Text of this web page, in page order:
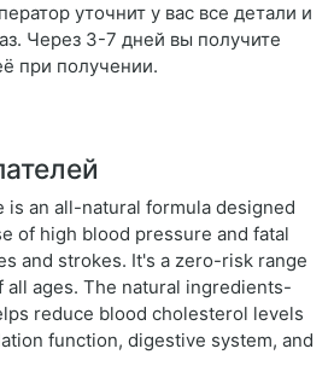
уточнит у вас все детали и
Через 3-7 дней вы получите
при получении.
is an all-natural formula designed
of high blood pressure and fatal
and strokes. It's a zero-risk range
all ages. The natural ingredients-
reduce blood cholesterol levels
function, digestive system, and